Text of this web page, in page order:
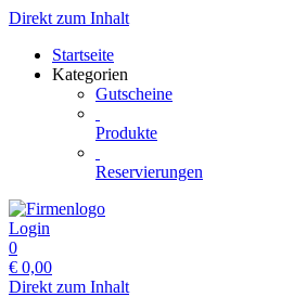
Direkt zum Inhalt
Startseite
Kategorien
Gutscheine
Produkte
Reservierungen
Login
0
€ 0,00
Direkt zum Inhalt